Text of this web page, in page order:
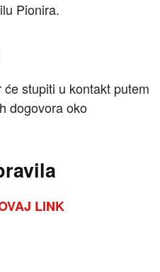
Pionira.
stupiti u kontakt putem
dogovora oko
LINK